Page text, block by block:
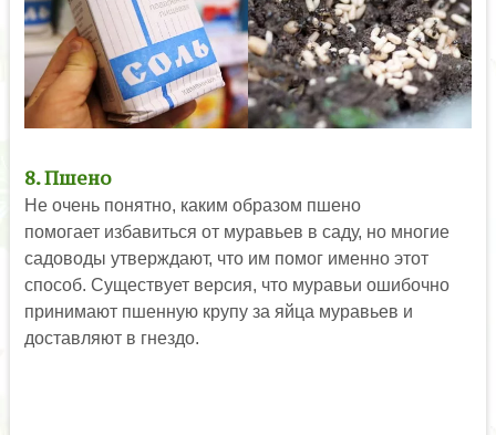
8. Пшено
Не очень понятно, каким образом пшено
помогает избавиться от муравьев в саду, но многие
садоводы утверждают, что им помог именно этот
способ. Существует версия, что муравьи ошибочно
принимают пшенную крупу за яйца муравьев и
доставляют в гнездо.